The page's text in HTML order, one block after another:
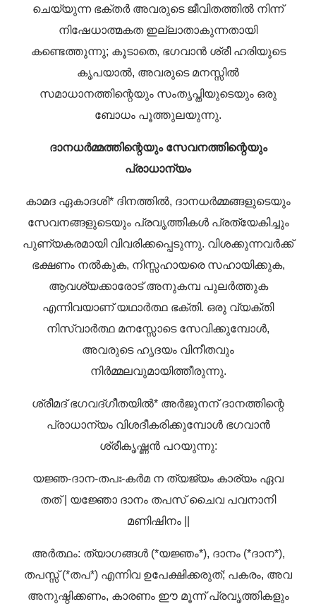
ചെയ്യുന്ന ഭക്തർ അവരുടെ ജീവിതത്തിൽ നിന്ന്
നിഷേധാത്മകത ഇല്ലാതാകുന്നതായി
കണ്ടെത്തുന്നു; കൂടാതെ, ഭഗവാൻ ശ്രീ ഹരിയുടെ
കൃപയാൽ, അവരുടെ മനസ്സിൽ
സമാധാനത്തിന്റെയും സംതൃപ്തിയുടെയും ഒരു
ബോധം പൂത്തുലയുന്നു.
ദാനധർമ്മത്തിന്റെയും സേവനത്തിന്റെയും
പ്രാധാന്യം
കാമദ ഏകാദശി* ദിനത്തിൽ, ദാനധർമ്മങ്ങളുടെയും
സേവനങ്ങളുടെയും പ്രവൃത്തികൾ പ്രത്യേകിച്ചും
പുണ്യകരമായി വിവരിക്കപ്പെടുന്നു. വിശക്കുന്നവർക്ക്
ഭക്ഷണം നൽകുക, നിസ്സഹായരെ സഹായിക്കുക,
ആവശ്യക്കാരോട് അനുകമ്പ പുലർത്തുക
എന്നിവയാണ് യഥാർത്ഥ ഭക്തി. ഒരു വ്യക്തി
നിസ്വാർത്ഥ മനസ്സോടെ സേവിക്കുമ്പോൾ,
അവരുടെ ഹൃദയം വിനീതവും
നിർമ്മലവുമായിത്തീരുന്നു.
ശ്രീമദ് ഭഗവദ്ഗീതയിൽ* അർജുനന് ദാനത്തിന്റെ
പ്രാധാന്യം വിശദീകരിക്കുമ്പോൾ ഭഗവാൻ
ശ്രീകൃഷ്ണൻ പറയുന്നു:
യജ്ഞ-ദാന-തപഃ-കർമ ന ത്യജ്യം കാര്യം ഏവ
തത് | യജ്ഞോ ദാനം തപസ് ചൈവ പവനാനി
മണിഷിനം ||
അർത്ഥം: ത്യാഗങ്ങൾ (*യജ്ഞം*), ദാനം (*ദാന*),
തപസ്സ് (*തപ*) എന്നിവ ഉപേക്ഷിക്കരുത്; പകരം, അവ
അനുഷ്ഠിക്കണം, കാരണം ഈ മൂന്ന് പ്രവൃത്തികളും